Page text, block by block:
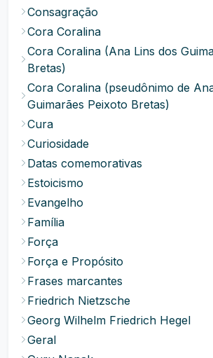
Consagração
Cora Coralina
Cora Coralina (Ana Lins dos
Bretas)
Cora Coralina (pseudônimo de
Guimarães Peixoto Bretas)
Cura
Curiosidade
Datas comemorativas
Estoicismo
Evangelho
Família
Força
Força e Propósito
Frases marcantes
Friedrich Nietzsche
Georg Wilhelm Friedrich Hegel
Geral